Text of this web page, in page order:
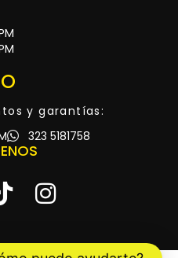
y garantías:
323 5181758